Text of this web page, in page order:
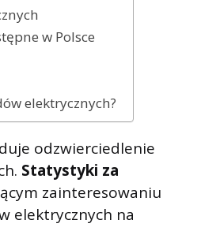
w Polsce
elektrycznych?
odzwierciedlenie
Statystyki za
zainteresowaniu
elektrycznych na